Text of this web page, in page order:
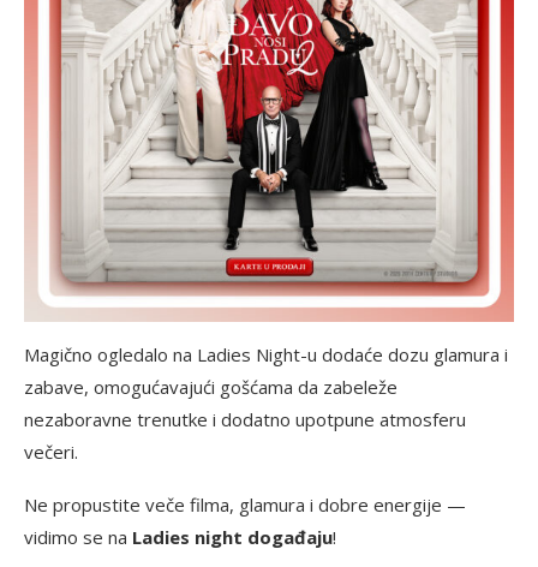
Magično ogledalo na Ladies Night-u dodaće dozu glamura i
zabave, omogućavajući gošćama da zabeleže
nezaboravne trenutke i dodatno upotpune atmosferu
večeri.
Ne propustite veče filma, glamura i dobre energije —
vidimo se na Ladies night događaju!